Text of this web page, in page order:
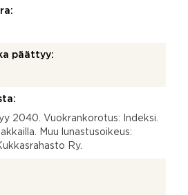
päättyy:
2040. Vuokrankorotus: Indeksi.
Muu lunastusoikeus:
Ry.